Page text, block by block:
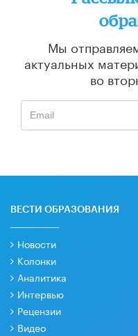
Мы
актуальных
во
ВЕСТИ ОБРАЗОВАНИЯ
Новости
Колонки
Аналитика
Интервью
Рецензии
Видео